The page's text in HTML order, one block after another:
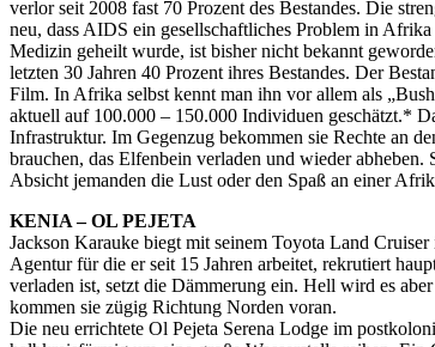
verlor seit 2008 fast 70 Prozent des Bestandes. Die
neu, dass AIDS ein gesellschaftliches Problem in
Medizin geheilt wurde, ist bisher nicht bekannt
letzten 30 Jahren 40 Prozent ihres Bestandes. Der
Film. In Afrika selbst kennt man ihn vor allem als
aktuell auf 100.000 – 150.000 Individuen geschätzt.*
Infrastruktur. Im Gegenzug bekommen sie Rechte an
brauchen, das Elfenbein verladen und wieder
Absicht jemanden die Lust oder den Spaß an einer
KENIA – OL PEJETA
Jackson Karauke biegt mit seinem Toyota Land
Agentur für die er seit 15 Jahren arbeitet, rekrutiert
verladen ist, setzt die Dämmerung ein. Hell wird es
kommen sie zügig Richtung Norden voran.
Die neu errichtete Ol Pejeta Serena Lodge im